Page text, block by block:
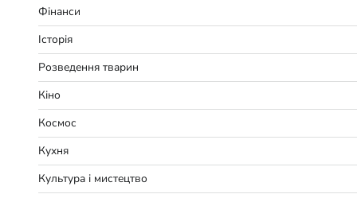
Фінанси
Історія
Розведення тварин
Кіно
Космос
Кухня
Культура і мистецтво